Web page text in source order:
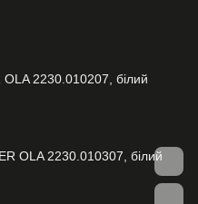
2230.010207, білий